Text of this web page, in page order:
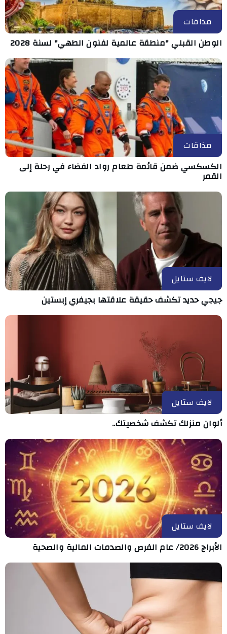
مذاقات
الوطن القبلي "منطقة عالمية لفنون الطهي" لسنة 2028
مذاقات
الكسكسي ضمن قائمة طعام رواد الفضاء في رحلة إلى
القمر
لايف ستايل
جيجي حديد تكشف حقيقة علاقتها بجيفري إبستين
لايف ستايل
ألوان منزلك تكشف شخصيتك..
لايف ستايل
الأبراج 2026/ عام الفرص والصدمات المالية والصحية